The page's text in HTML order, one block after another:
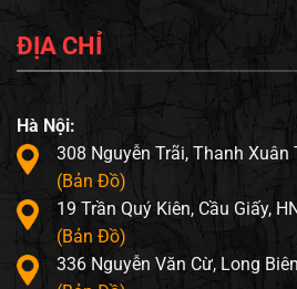
ĐỊA CHỈ
Hà Nội:
308 Nguyễn Trãi, Thanh Xuân
(Bản Đồ)
19 Trần Quý Kiên, Cầu Giấy,
(Bản Đồ)
336 Nguyễn Văn Cừ, Long